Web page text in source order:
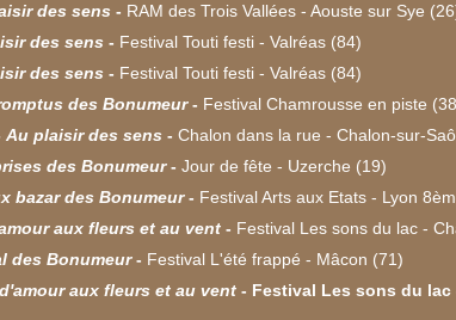
des sens - RAM des Trois Vallées - Aouste sur Sye
des sens - Festival Touti festi - Valréas (84)
des sens - Festival Touti festi - Valréas (84)
des Bonumeur- Festival Chamrousse en piste
Au plaisir des sens - Chalon dans la rue - Chalon-sur-
des Bonumeur - Jour de fête - Uzerche (19)
bazar des Bonumeur - Festival Arts aux Etats - Lyon
aux fleurs et au vent - Festival Les sons du lac -
des Bonumeur- Festival L'été frappé - Mâcon (71)
aux fleurs et au vent - Festival Les sons du lac